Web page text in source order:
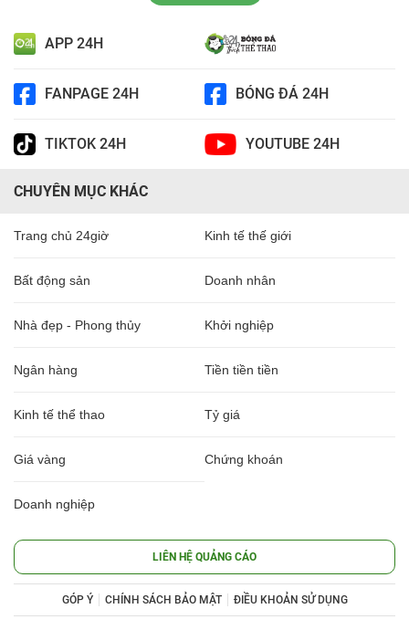
APP 24H
FANPAGE 24H BÓNG ĐÁ 24H
TIKTOK 24H YOUTUBE 24H
CHUYÊN MỤC KHÁC
Trang chủ 24giờ Kinh tế thế giới
Bất động sản Doanh nhân
Nhà đẹp - Phong thủy Khởi nghiệp
Ngân hàng Tiền tiền tiền
Kinh tế thể thao Tỷ giá
Giá vàng Chứng khoán
Doanh nghiệp
LIÊN HỆ QUẢNG CÁO
GÓP Ý CHÍNH SÁCH BẢO MẬT ĐIỀU KHOẢN SỬ DỤNG